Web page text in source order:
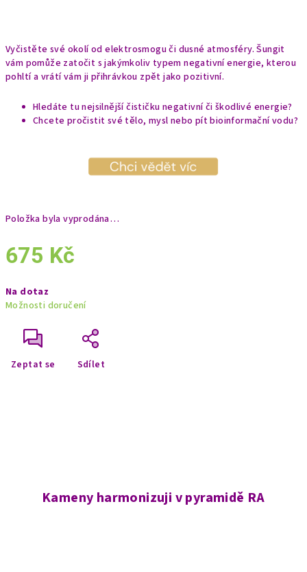
Vyčistěte své okolí od elektrosmogu či dusné atmosféry. Šungit
vám pomůže zatočit s jakýmkoliv typem negativní energie, kterou
pohltí a vrátí vám ji přihrávkou zpět jako pozitivní.
Hledáte tu nejsilnější čističku negativní či škodlivé energie?
Chcete pročistit své tělo, mysl nebo pít bioinformační vodu?
Položka byla vyprodána…
675 Kč
cena:
Na dotaz
Možnosti doručení
Zeptat se Sdílet
Kameny harmonizuji v pyramidě RA